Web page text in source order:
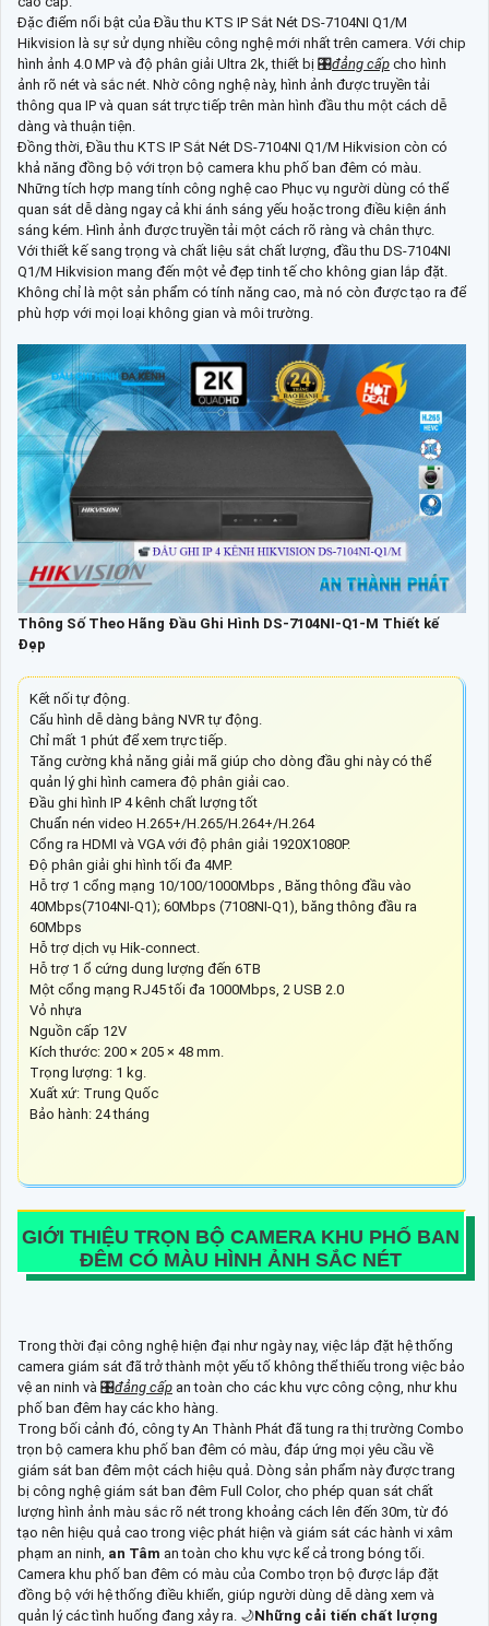
Đặc điểm nổi bật của Đầu thu KTS IP Sắt Nét DS-7104NI Q1/M
Hikvision là sự sử dụng nhiều công nghệ mới nhất trên camera. Với chip
hình ảnh 4.0 MP và độ phân giải Ultra 2k, thiết bị 🎛đẳng cấp cho hình
ảnh rõ nét và sắc nét. Nhờ công nghệ này, hình ảnh được truyền tải
thông qua IP và quan sát trực tiếp trên màn hình đầu thu một cách dễ
dàng và thuận tiện.
Đồng thời, Đầu thu KTS IP Sắt Nét DS-7104NI Q1/M Hikvision còn có
khả năng đồng bộ với trọn bộ camera khu phố ban đêm có màu.
Những tích hợp mang tính công nghệ cao Phục vụ người dùng có thể
quan sát dễ dàng ngay cả khi ánh sáng yếu hoặc trong điều kiện ánh
sáng kém. Hình ảnh được truyền tải một cách rõ ràng và chân thực.
Với thiết kế sang trọng và chất liệu sắt chất lượng, đầu thu DS-7104NI
Q1/M Hikvision mang đến một vẻ đẹp tinh tế cho không gian lắp đặt.
Không chỉ là một sản phẩm có tính năng cao, mà nó còn được tạo ra để
phù hợp với mọi loại không gian và môi trường.
Thông Số Theo Hãng Đầu Ghi Hình DS-7104NI-Q1-M Thiết kế
Đẹp
Kết nối tự động.
Cấu hình dễ dàng bằng NVR tự động.
Chỉ mất 1 phút để xem trực tiếp.
Tăng cường khả năng giải mã giúp cho dòng đầu ghi này có thể
quản lý ghi hình camera độ phân giải cao.
Đầu ghi hình IP 4 kênh chất lượng tốt
Chuẩn nén video H.265+/H.265/H.264+/H.264
Cổng ra HDMI và VGA với độ phân giải 1920X1080P.
Độ phân giải ghi hình tối đa 4MP.
Hỗ trợ 1 cổng mạng 10/100/1000Mbps , Băng thông đầu vào
40Mbps(7104NI-Q1); 60Mbps (7108NI-Q1), băng thông đầu ra
60Mbps
Hỗ trợ dịch vụ Hik-connect.
Hỗ trợ 1 ổ cứng dung lượng đến 6TB
Một cổng mạng RJ45 tối đa 1000Mbps, 2 USB 2.0
Vỏ nhựa
Nguồn cấp 12V
Kích thước: 200 × 205 × 48 mm.
Trọng lượng: 1 kg.
Xuất xứ: Trung Quốc
Bảo hành: 24 tháng
GIỚI THIỆU TRỌN BỘ CAMERA KHU PHỐ BAN
ĐÊM CÓ MÀU HÌNH ẢNH SẮC NÉT
Trong thời đại công nghệ hiện đại như ngày nay, việc lắp đặt hệ thống
camera giám sát đã trở thành một yếu tố không thể thiếu trong việc bảo
vệ an ninh và 🎛đẳng cấp an toàn cho các khu vực công cộng, như khu
phố ban đêm hay các kho hàng.
Trong bối cảnh đó, công ty An Thành Phát đã tung ra thị trường Combo
trọn bộ camera khu phố ban đêm có màu, đáp ứng mọi yêu cầu về
giám sát ban đêm một cách hiệu quả. Dòng sản phẩm này được trang
bị công nghệ giám sát ban đêm Full Color, cho phép quan sát chất
lượng hình ảnh màu sắc rõ nét trong khoảng cách lên đến 30m, từ đó
tạo nên hiệu quả cao trong việc phát hiện và giám sát các hành vi xâm
phạm an ninh, an Tâm an toàn cho khu vực kể cả trong bóng tối.
Camera khu phố ban đêm có màu của Combo trọn bộ được lắp đặt
đồng bộ với hệ thống điều khiển, giúp người dùng dễ dàng xem và
quản lý các tình huống đang xảy ra. 🌙Những cải tiến chất lượng